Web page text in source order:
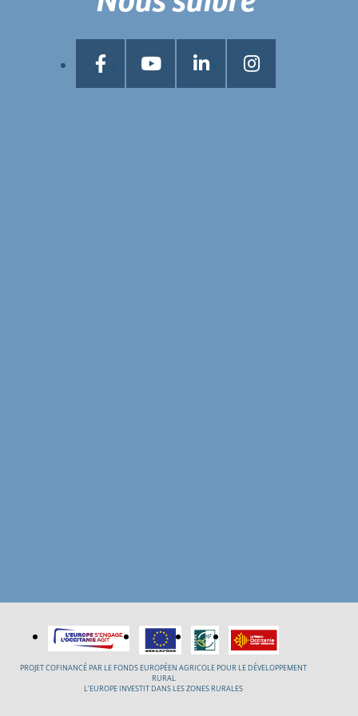
PROJET COFINANCÉ PAR LE FONDS EUROPÉEN AGRICOLE POUR LE DÉVELOPPEMENT
RURAL
L’EUROPE INVESTIT DANS LES ZONES RURALES